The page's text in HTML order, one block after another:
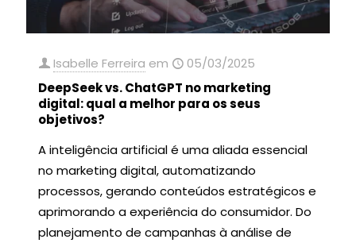
Isabelle Ferreira em
05/03/2025
DeepSeek vs. ChatGPT no marketing
digital: qual a melhor para os seus
objetivos?
A inteligência artificial é uma aliada essencial
no marketing digital, automatizando
processos, gerando conteúdos estratégicos e
aprimorando a experiência do consumidor. Do
planejamento de campanhas à análise de